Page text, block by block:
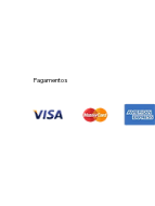
Pagamentos